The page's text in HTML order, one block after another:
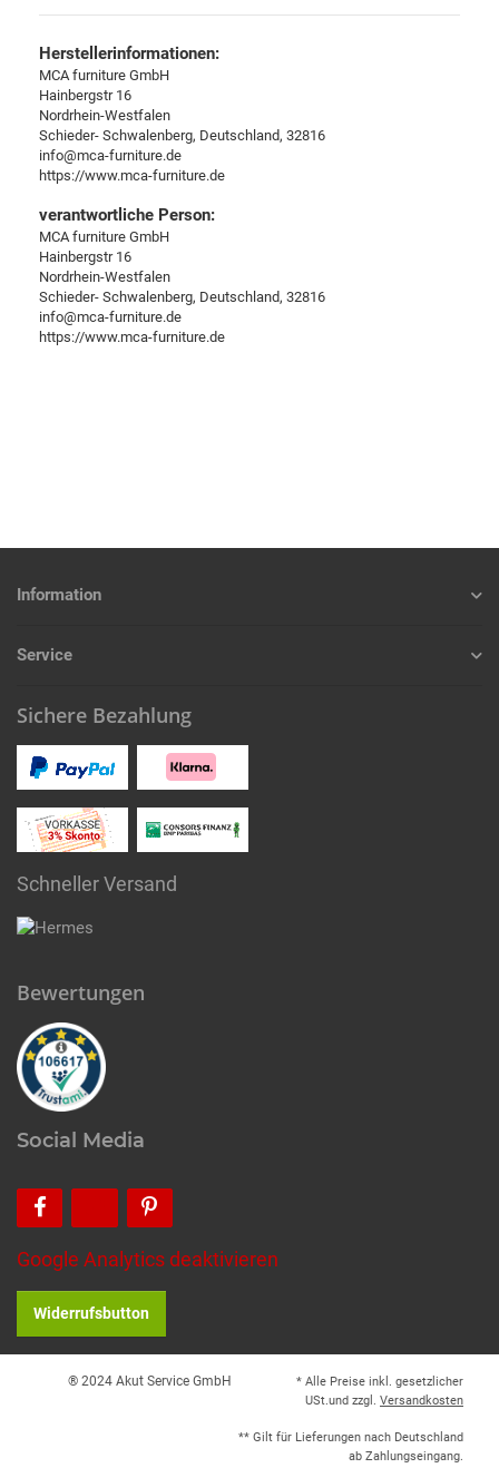
Herstellerinformationen:
MCA furniture GmbH
Hainbergstr 16
Nordrhein-Westfalen
Schieder- Schwalenberg, Deutschland, 32816
info@mca-furniture.de
https://www.mca-furniture.de
verantwortliche Person:
MCA furniture GmbH
Hainbergstr 16
Nordrhein-Westfalen
Schieder- Schwalenberg, Deutschland, 32816
info@mca-furniture.de
https://www.mca-furniture.de
Information
Service
Sichere Bezahlung
Schneller Versand
Bewertungen
Social Media
Google Analytics deaktivieren
Widerrufsbutton
® 2024 Akut Service GmbH
* Alle Preise inkl. gesetzlicher
USt.und zzgl. Versandkosten
** Gilt für Lieferungen nach Deutschland
ab Zahlungseingang.